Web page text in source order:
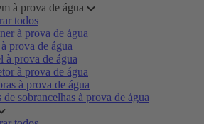
à prova de água
todos
à prova de água
prova de água
à prova de água
à prova de água
à prova de água
de sobrancelhas à prova de água